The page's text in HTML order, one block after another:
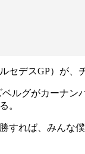
セデスGP）が、
ベルグがカーナ
。
すれば、みんな